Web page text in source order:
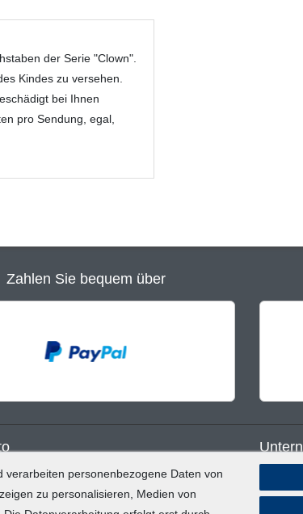
der Serie "Clown".
Kindes zu versehen.
bei Ihnen
pro Sendung, egal,
Zahlen Sie bequem über
Blog
verarbeiten personenbezogene Daten von
zu personalisieren, Medien von